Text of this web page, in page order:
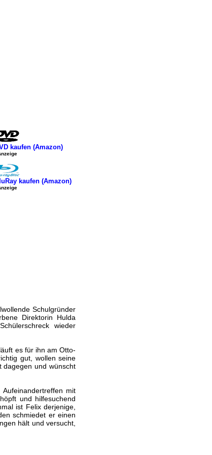
kaufen (Amazon)
kaufen (Amazon)
Schulgründer
Direktorin Hulda
wieder
es für ihn am Otto-
gut, wollen seine
dagegen und wünscht
mit
und hilfesuchend
ist Felix derjenige,
schmiedet er einen
hält und versucht,